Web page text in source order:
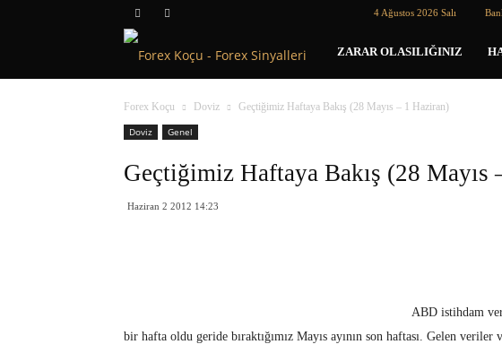
4 Ağustos 2026 Salı
Forex
Koçu
ZARAR OLASILIĞINIZ
Forex Koçu Doviz
Geçtiğimiz Haftaya Bakış (28 Mayıs – 1 Haziran)
Doviz
Genel
Geçtiğimiz Haftaya Bakış (28 Mayıs
Haziran 2 2012 14:23
ABD istihdam
bir hafta oldu geride bıraktığımız Mayıs ayının son haftası. Gelen